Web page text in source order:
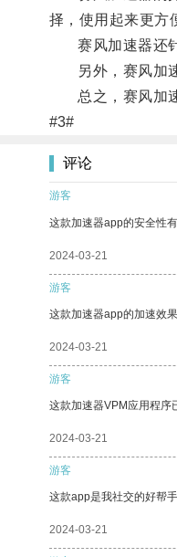
择，使用起来更方
赛风加速器还针
另外，赛风加速
总之，赛风加速
#3#
评论
游客
这款加速器app的安全性
2024-03-21
游客
这款加速器app的加速效
2024-03-21
游客
这款加速器VPM应用程序
2024-03-21
游客
这款app是我社交的好帮
2024-03-21